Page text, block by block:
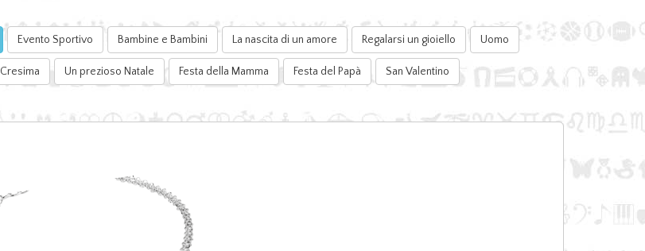
Evento Sportivo Bambine e Bambini La nascita di un amore Regalarsi un gioiello Uomo
Cresima Un prezioso Natale Festa della Mamma Festa del Papà San Valentino